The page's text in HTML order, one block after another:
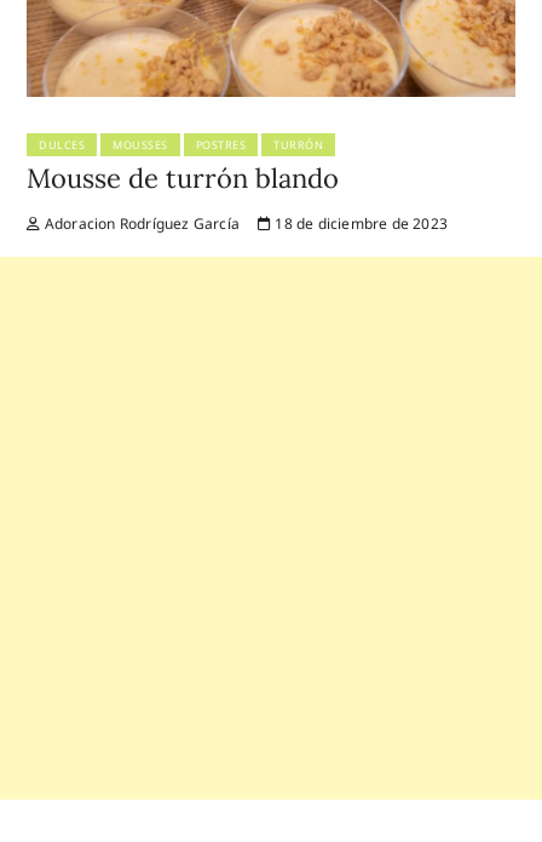
DULCES MOUSSES POSTRES TURRÓN
Mousse de turrón blando
Adoracion Rodríguez García 18 de diciembre de 2023